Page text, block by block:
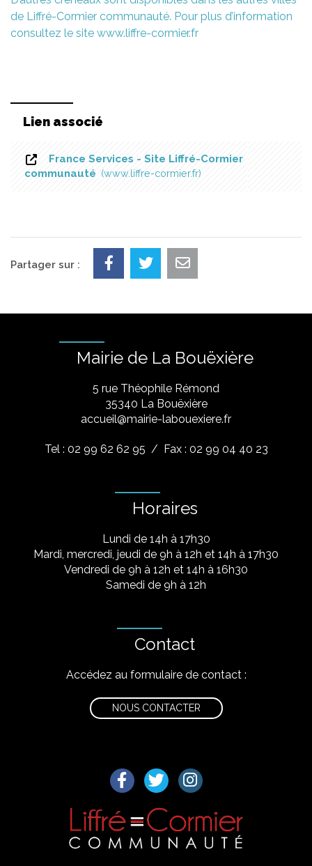
de Liffré-Cormier communauté. Pour plus d’information
consultez le site www.liffre-cormier.fr
Lien associé
France Services - Site Liffré-Cormier
communauté
www.liffre-cormier.fr
Partager sur :
Mairie de La Bouëxière
5 rue Théophile Rémond
​35340 La Bouëxière
accueil@mairie-labouexiere.fr
Tel : 02 99 62 62 95 / Fax : 02 99 04 40 23
Horaires
Lundi de 14h à 17h30
Mardi, mercredi, jeudi de 9h à 12h et 14h à 17h30
Vendredi de 9h à 12h et 14h à 16h30
Samedi de 9h à 12h
Contact
Accédez au formulaire de contact :
NOUS CONTACTER
Lien vers le compte Facebook
Lien vers le compte Twitter
Lien vers le compte